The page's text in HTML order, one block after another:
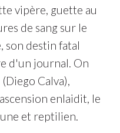
vipère, guette au
de sang sur le
son destin fatal
d'un journal. On
Calva),
enlaidit, le
et reptilien.